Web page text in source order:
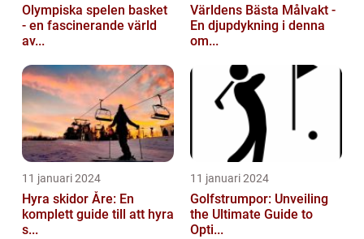
Olympiska spelen basket
- en fascinerande värld
av...
Världens Bästa Målvakt -
En djupdykning i denna
om...
11 januari 2024
Hyra skidor Åre: En
komplett guide till att hyra
s...
11 januari 2024
Golfstrumpor: Unveiling
the Ultimate Guide to
Opti...